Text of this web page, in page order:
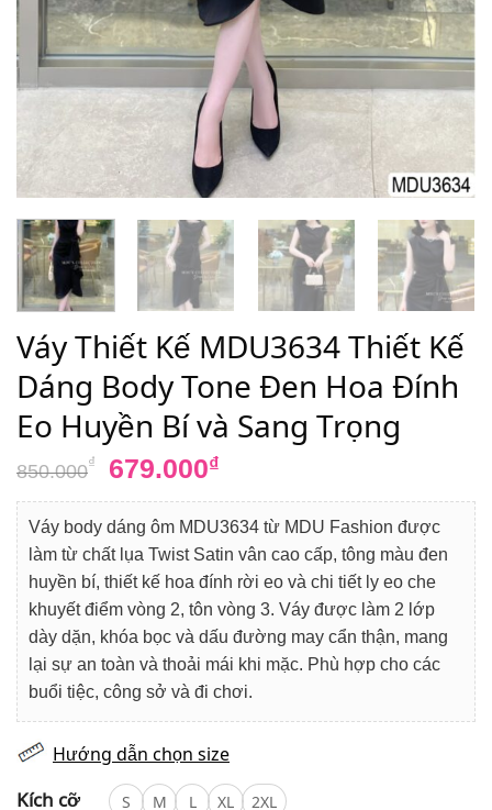
Váy Thiết Kế MDU3634 Thiết Kế
Dáng Body Tone Đen Hoa Đính
Eo Huyền Bí và Sang Trọng
850.000₫
Giá
là:
850.000₫.
679.000₫
tại
là:
679.000₫.
Váy body dáng ôm MDU3634 từ MDU Fashion được
làm từ chất lụa Twist Satin vân cao cấp, tông màu đen
huyền bí, thiết kế hoa đính rời eo và chi tiết ly eo che
khuyết điểm vòng 2, tôn vòng 3. Váy được làm 2 lớp
dày dặn, khóa bọc và dấu đường may cẩn thận, mang
lại sự an toàn và thoải mái khi mặc. Phù hợp cho các
buổi tiệc, công sở và đi chơi.
Hướng dẫn chọn size
Kích cỡ S M L XL 2XL